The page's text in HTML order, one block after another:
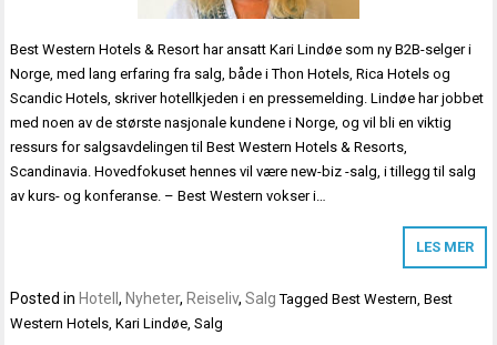
Best Western Hotels & Resort har ansatt Kari Lindøe som ny B2B-selger i
Norge, med lang erfaring fra salg, både i Thon Hotels, Rica Hotels og
Scandic Hotels, skriver hotellkjeden i en pressemelding. Lindøe har jobbet
med noen av de største nasjonale kundene i Norge, og vil bli en viktig
ressurs for salgsavdelingen til Best Western Hotels & Resorts,
Scandinavia. Hovedfokuset hennes vil være new-biz -salg, i tillegg til salg
av kurs- og konferanse. – Best Western vokser i…
LES MER
Posted in Hotell, Nyheter, Reiseliv,Salg TaggedBest Western,Best
Western Hotels,Kari Lindøe,Salg